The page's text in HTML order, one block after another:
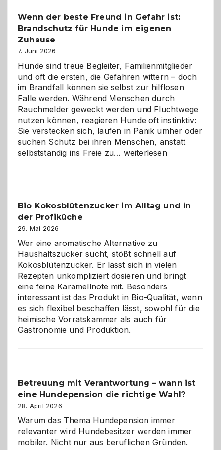
und
herzlich
Wenn der beste Freund in Gefahr ist:
Brandschutz für Hunde im eigenen
Zuhause
7. Juni 2026
Hunde sind treue Begleiter, Familienmitglieder
und oft die ersten, die Gefahren wittern – doch
im Brandfall können sie selbst zur hilflosen
Falle werden. Während Menschen durch
Rauchmelder geweckt werden und Fluchtwege
nutzen können, reagieren Hunde oft instinktiv:
Sie verstecken sich, laufen in Panik umher oder
suchen Schutz bei ihren Menschen, anstatt
selbstständig ins Freie zu… Wenn
Gefahr
für
Hunde
im
eigenen
Zuhause
weiterlesen
Bio Kokosblütenzucker im Alltag und in
der Profiküche
29. Mai 2026
Wer eine aromatische Alternative zu
Haushaltszucker sucht, stößt schnell auf
Kokosblütenzucker. Er lässt sich in vielen
Rezepten unkompliziert dosieren und bringt
eine feine Karamellnote mit. Besonders
interessant ist das Produkt in Bio-Qualität, wenn
es sich flexibel beschaffen lässt, sowohl für die
heimische Vorratskammer als auch für
Gastronomie und Produktion.
Betreuung mit Verantwortung – wann ist
eine Hundepension die richtige Wahl?
28. April 2026
Warum das Thema Hundepension immer
relevanter wird Hundebesitzer werden immer
mobiler. Nicht nur aus beruflichen Gründen.